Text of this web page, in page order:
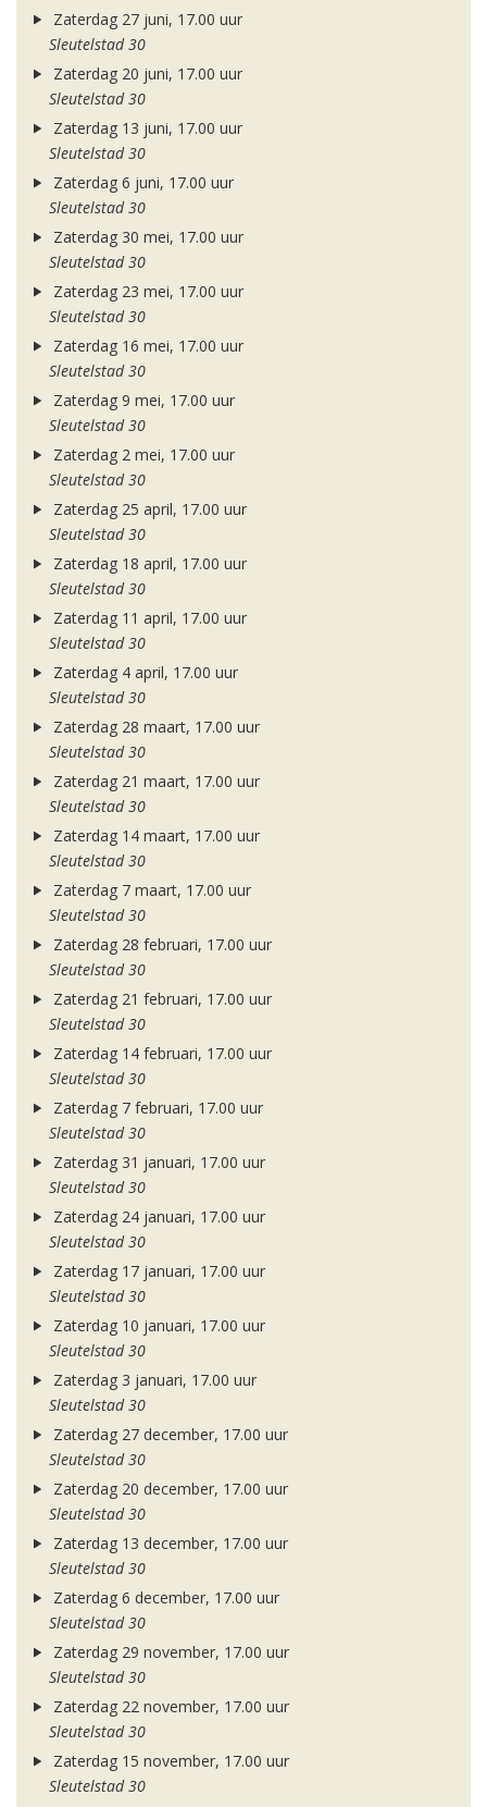
Zaterdag 27 juni, 17.00 uur
Sleutelstad 30
Zaterdag 20 juni, 17.00 uur
Sleutelstad 30
Zaterdag 13 juni, 17.00 uur
Sleutelstad 30
Zaterdag 6 juni, 17.00 uur
Sleutelstad 30
Zaterdag 30 mei, 17.00 uur
Sleutelstad 30
Zaterdag 23 mei, 17.00 uur
Sleutelstad 30
Zaterdag 16 mei, 17.00 uur
Sleutelstad 30
Zaterdag 9 mei, 17.00 uur
Sleutelstad 30
Zaterdag 2 mei, 17.00 uur
Sleutelstad 30
Zaterdag 25 april, 17.00 uur
Sleutelstad 30
Zaterdag 18 april, 17.00 uur
Sleutelstad 30
Zaterdag 11 april, 17.00 uur
Sleutelstad 30
Zaterdag 4 april, 17.00 uur
Sleutelstad 30
Zaterdag 28 maart, 17.00 uur
Sleutelstad 30
Zaterdag 21 maart, 17.00 uur
Sleutelstad 30
Zaterdag 14 maart, 17.00 uur
Sleutelstad 30
Zaterdag 7 maart, 17.00 uur
Sleutelstad 30
Zaterdag 28 februari, 17.00 uur
Sleutelstad 30
Zaterdag 21 februari, 17.00 uur
Sleutelstad 30
Zaterdag 14 februari, 17.00 uur
Sleutelstad 30
Zaterdag 7 februari, 17.00 uur
Sleutelstad 30
Zaterdag 31 januari, 17.00 uur
Sleutelstad 30
Zaterdag 24 januari, 17.00 uur
Sleutelstad 30
Zaterdag 17 januari, 17.00 uur
Sleutelstad 30
Zaterdag 10 januari, 17.00 uur
Sleutelstad 30
Zaterdag 3 januari, 17.00 uur
Sleutelstad 30
Zaterdag 27 december, 17.00 uur
Sleutelstad 30
Zaterdag 20 december, 17.00 uur
Sleutelstad 30
Zaterdag 13 december, 17.00 uur
Sleutelstad 30
Zaterdag 6 december, 17.00 uur
Sleutelstad 30
Zaterdag 29 november, 17.00 uur
Sleutelstad 30
Zaterdag 22 november, 17.00 uur
Sleutelstad 30
Zaterdag 15 november, 17.00 uur
Sleutelstad 30